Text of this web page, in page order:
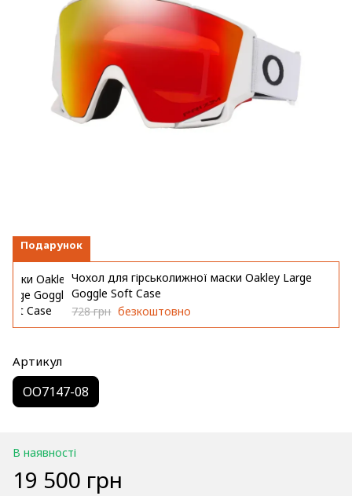
Подарунок
Чохол для гірськолижної маски Oakley Large
Goggle Soft Case
728 грн безкоштовно
Артикул
OO7147-08
В наявності
19 500 грн